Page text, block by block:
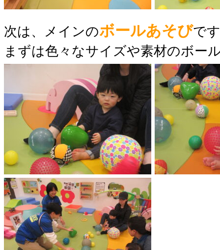
次は、メインのボールあそびで
まずは色々なサイズや素材のボー